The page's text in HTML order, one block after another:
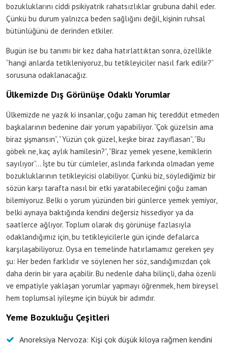
bozukluklarını ciddi psikiyatrik rahatsızlıklar grubuna dahil eder.
Çünkü bu durum yalnızca beden sağlığını değil, kişinin ruhsal
bütünlüğünü de derinden etkiler.
Bugün ise bu tanımı bir kez daha hatırlattıktan sonra, özellikle
“hangi anlarda tetikleniyoruz, bu tetikleyiciler nasıl fark edilir?”
sorusuna odaklanacağız.
Ülkemizde Dış Görünüşe Odaklı Yorumlar
Ülkemizde ne yazık ki insanlar, çoğu zaman hiç tereddüt etmeden
başkalarının bedenine dair yorum yapabiliyor. “Çok güzelsin ama
biraz şişmansın”, “Yüzün çok güzel, keşke biraz zayıflasan”, “Bu
göbek ne, kaç aylık hamilesin?”, “Biraz yemek yesene, kemiklerin
sayılıyor”… İşte bu tür cümleler, aslında farkında olmadan yeme
bozukluklarının tetikleyicisi olabiliyor. Çünkü biz, söylediğimiz bir
sözün karşı tarafta nasıl bir etki yaratabileceğini çoğu zaman
bilemiyoruz. Belki o yorum yüzünden biri günlerce yemek yemiyor,
belki aynaya baktığında kendini değersiz hissediyor ya da
saatlerce ağlıyor. Toplum olarak dış görünüşe fazlasıyla
odaklandığımız için, bu tetikleyicilerle gün içinde defalarca
karşılaşabiliyoruz. Oysa en temelinde hatırlamamız gereken şey
şu: Her beden farklıdır ve söylenen her söz, sandığımızdan çok
daha derin bir yara açabilir. Bu nedenle daha bilinçli, daha özenli
ve empatiyle yaklaşan yorumlar yapmayı öğrenmek, hem bireysel
hem toplumsal iyileşme için büyük bir adımdır.
Yeme Bozukluğu Çeşitleri
Anoreksiya Nervoza: Kişi çok düşük kiloya rağmen kendini